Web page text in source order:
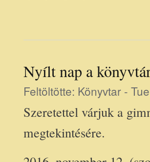
Nyílt nap a
Feltöltötte: Könyvtar -
Szeretettel várjuk a
megtekintésére.